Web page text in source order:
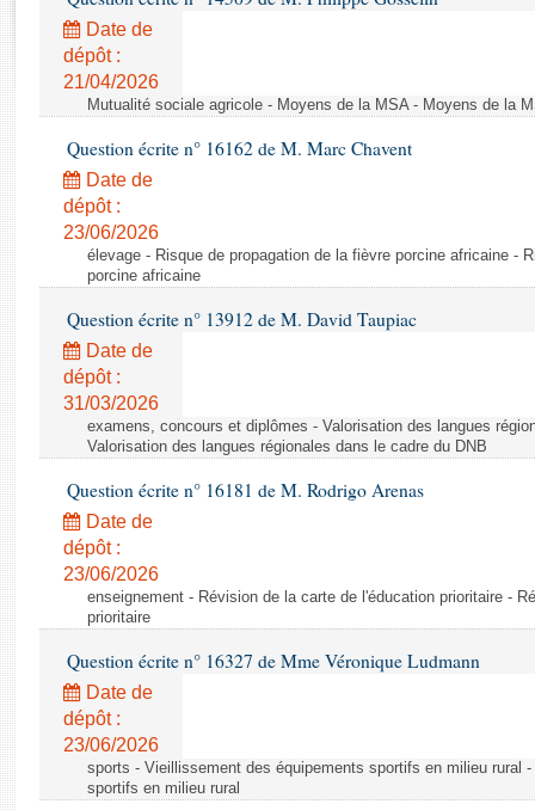
Rapports d'enquête
Rapports législatifs
Rapports sur l'application des lois
Baromètre de l’application des lois
Dossiers législatifs
Budget et sécurité sociale
Questions écrites et orales
Comptes rendus des débats
Date de
dépôt :
21/04/2026
Mutualité sociale agricole - Moyens de la MSA - Moyens de la
Question écrite n° 16162 de M. Marc Chavent
Date de
dépôt :
23/06/2026
élevage - Risque de propagation de la fièvre porcine africaine -
porcine africaine
Question écrite n° 13912 de M. David Taupiac
Date de
dépôt :
31/03/2026
examens, concours et diplômes - Valorisation des langues
Valorisation des langues régionales dans le cadre du DNB
Question écrite n° 16181 de M. Rodrigo Arenas
Date de
dépôt :
23/06/2026
enseignement - Révision de la carte de l'éducation prioritaire -
prioritaire
Question écrite n° 16327 de Mme Véronique Ludmann
Date de
dépôt :
23/06/2026
sports - Vieillissement des équipements sportifs en milieu rural
sportifs en milieu rural